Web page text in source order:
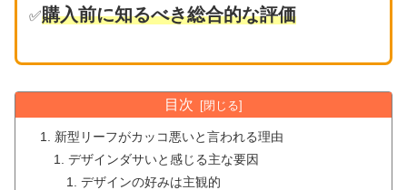
✅購入前に知るべき総合的な評価
目次
新型リーフがカッコ悪いと言われる理由
デザインダサいと感じる主な要因
デザインの好みは主観的